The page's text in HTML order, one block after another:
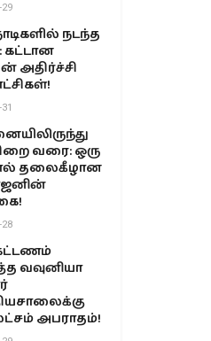
29
நடந்த
அதிர்ச்சி
வரை: ஒரு
தலைகீழான
28
வவுனியா
அபராதம்!